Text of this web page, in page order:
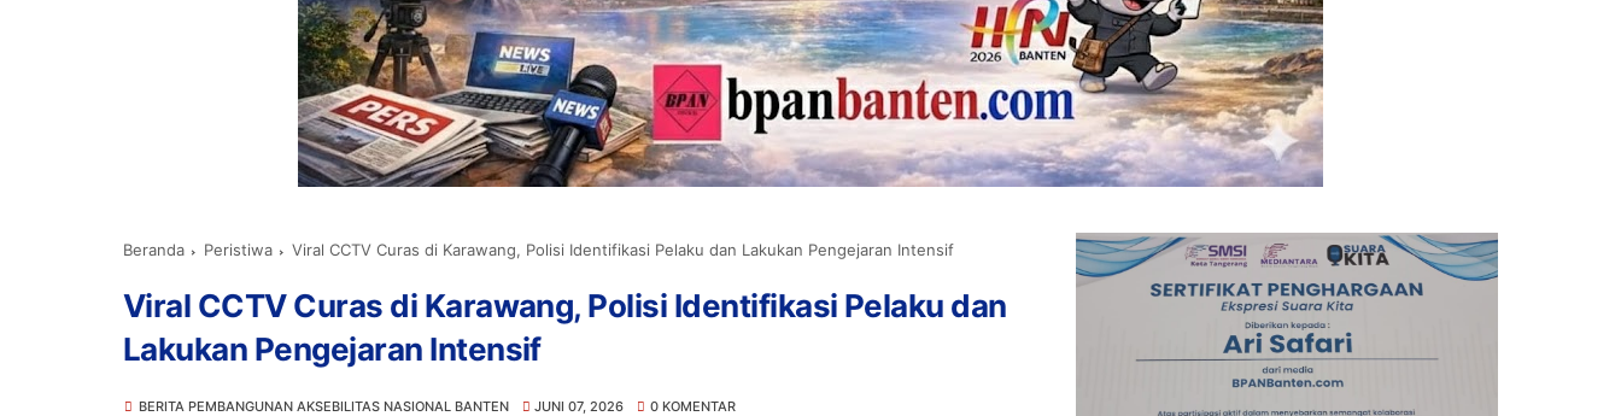
Beranda Peristiwa Viral CCTV Curas di Karawang, Polisi Identifikasi Pelaku dan Lakukan Pengejaran Intensif
Viral CCTV Curas di Karawang, Polisi Identifikasi Pelaku dan
Lakukan Pengejaran Intensif
BERITA PEMBANGUNAN AKSEBILITAS NASIONAL BANTEN JUNI 07, 2026 0 KOMENTAR